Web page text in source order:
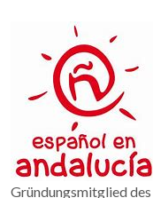
Gründungsmitglied des